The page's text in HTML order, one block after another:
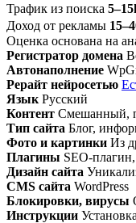
Трафик из поиска
Доход от рекламы
Оценка основана на
Регистратор домена
Автонаполнение
Рерайт нейросетью
Язык Русский
Контент Смешанный,
Тип сайта Блог,
Фото и картинки Из
Плагины SEO-
Дизайн сайта
CMS сайта WordPress
Блокировки, вирусы
Инструкции